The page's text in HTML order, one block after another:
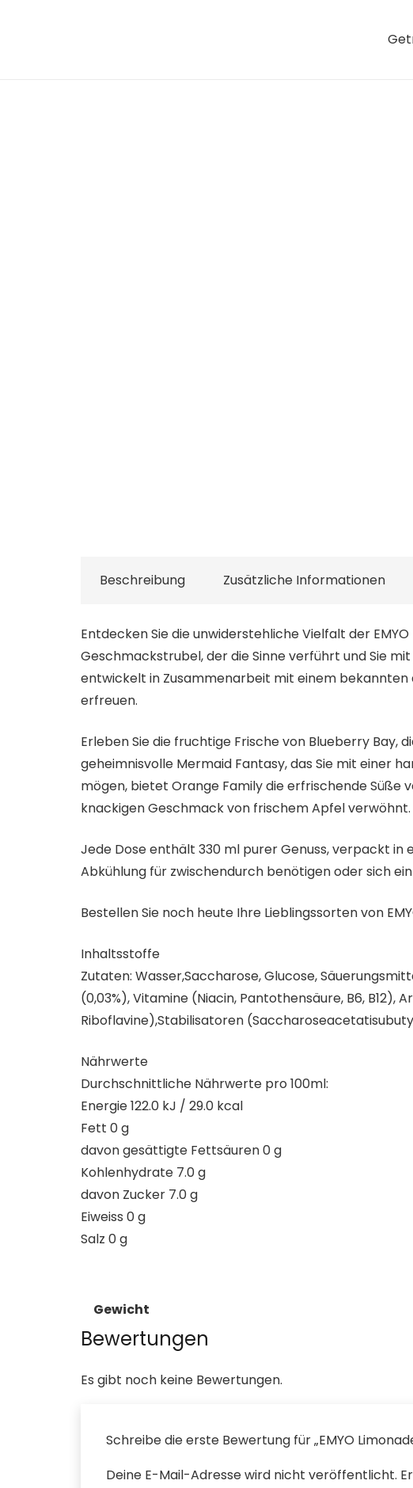
Beschreibung Zusätzliche Informationen
Entdecken Sie die unwiderstehliche Vielfalt der
Geschmackstrubel, der die Sinne verführt und Sie
entwickelt in Zusammenarbeit mit einem bekannten
erfreuen.
Erleben Sie die fruchtige Frische von Blueberry Bay,
geheimnisvolle Mermaid Fantasy, das Sie mit einer
mögen, bietet Orange Family die erfrischende Süße
knackigen Geschmack von frischem Apfel verwöhnt.
Jede Dose enthält 330 ml purer Genuss, verpackt
Abkühlung für zwischendurch benötigen oder sich
Bestellen Sie noch heute Ihre Lieblingssorten von
Inhaltsstoffe
Zutaten: Wasser,Saccharose, Glucose,
(0,03%), Vitamine (Niacin, Pantothensäure, B6,
Riboflavine),Stabilisatoren
Nährwerte
Durchschnittliche Nährwerte pro 100ml:
Energie 122.0 kJ / 29.0 kcal
Fett 0 g
davon gesättigte Fettsäuren 0 g
Kohlenhydrate 7.0 g
davon Zucker 7.0 g
Eiweiss 0 g
Salz 0 g
Gewicht
Bewertungen
Es gibt noch keine Bewertungen.
Schreibe die erste Bewertung für „EMYO
Deine E-Mail-Adresse wird nicht veröffentlicht.